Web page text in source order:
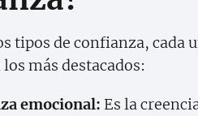
tipos de confianza, cada
más destacados:
emocional: Es la